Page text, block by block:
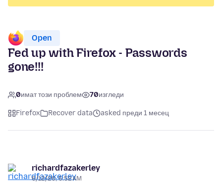
Open
Fed up with Firefox - Passwords
gone!!!
0имат този проблем 70изгледи
Firefox Recover data asked преди 1 месец
richardfazakerley
6/12/26, 5:52 AM